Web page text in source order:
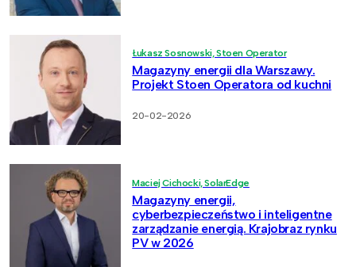
Łukasz Sosnowski, Stoen Operator
Magazyny energii dla Warszawy.
Projekt Stoen Operatora od kuchni
20-02-2026
Maciej Cichocki, SolarEdge
Magazyny energii,
cyberbezpieczeństwo i inteligentne
zarządzanie energią. Krajobraz rynku
PV w 2026